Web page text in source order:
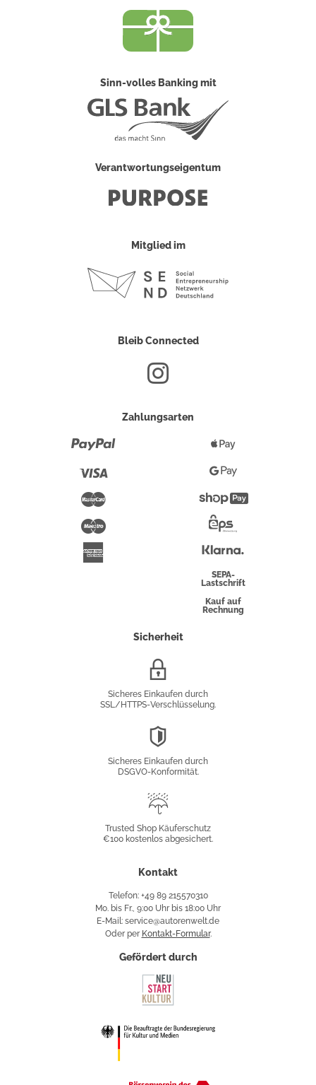
Sinn-volles Banking mit
Verantwortungseigentum
Mitglied im
Bleib Connected
Zahlungsarten
Maestro
Pay
Google
Pay
Überweisung
SEPA-
Lastschrift
Kauf auf
Rechnung
Sicherheit
Sicheres Einkaufen durch
SSL/HTTPS-Verschlüsselung.
Sicheres Einkaufen durch
DSGVO-Konformität.
Käuferschutz
Trusted Shop Käuferschutz
€100 kostenlos abgesichert.
Kontakt
Telefon: +49 89 215570310
Mo. bis Fr., 9:00 Uhr bis 18:00 Uhr
E-Mail: service@autorenwelt.de
Oder per Kontakt-Formular.
Gefördert durch